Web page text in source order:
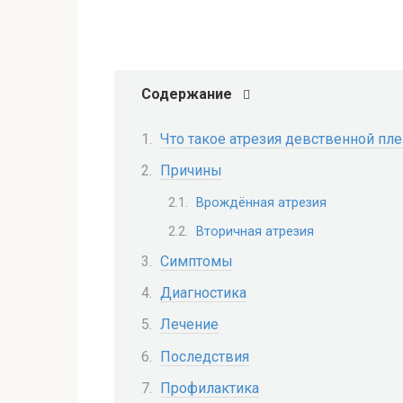
Содержание
Что такое атрезия девственной
Причины
Врождённая атрезия
Вторичная атрезия
Симптомы
Диагностика
Лечение
Последствия
Профилактика